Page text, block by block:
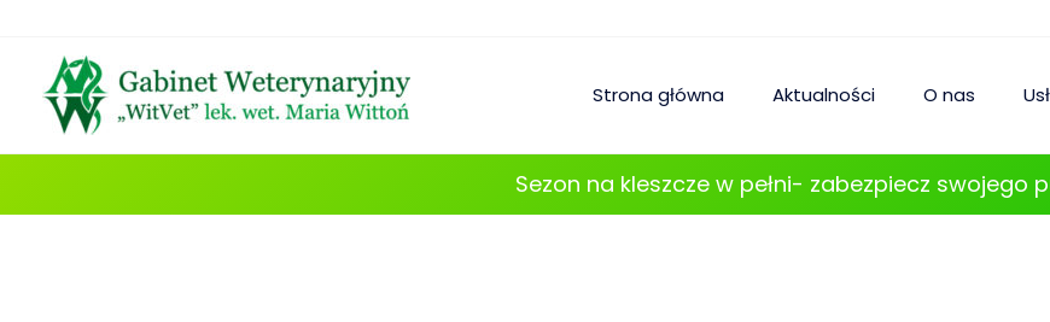
Strona główna Aktualności O nas
Sezon na kleszcze w pełni- zabezpiecz swojego